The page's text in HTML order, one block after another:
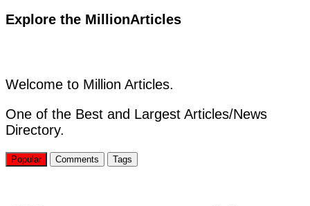
নির্দেশ
Explore the MillionArticles
Welcome to Million Articles.
One of the Best and Largest Articles/News
Directory.
Popular Comments Tags